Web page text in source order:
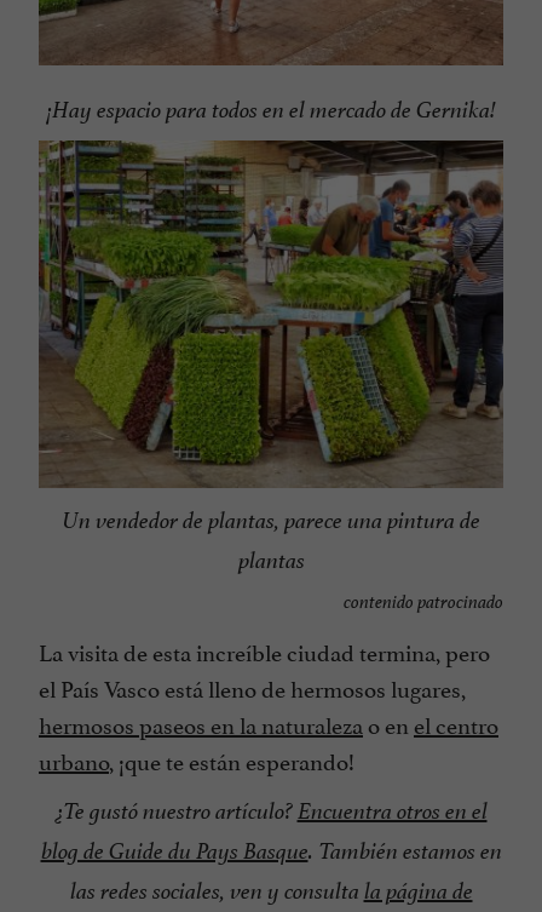
¡Hay espacio para todos en el mercado de Gernika!
Un vendedor de plantas, parece una pintura de
plantas
contenido patrocinado
La visita de esta increíble ciudad termina, pero
el País Vasco está lleno de hermosos lugares,
hermosos paseos en la naturaleza o en el centro
urbano, ¡que te están esperando!
¿Te gustó nuestro artículo?Encuentra otros en el
blog de Guide du Pays Basque. También estamos en
las redes sociales, ven y consulta la página de